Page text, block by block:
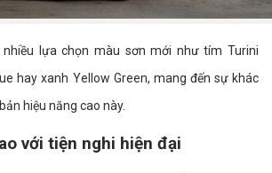
nhiều lựa chọn màu sơn mới như tím Turini
hay xanh Yellow Green, mang đến sự khác
hiệu năng cao này.
với tiện nghi hiện đại